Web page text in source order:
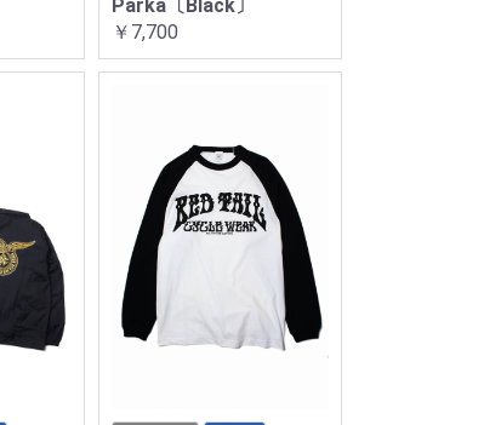
Parka〔Black〕
￥7,700